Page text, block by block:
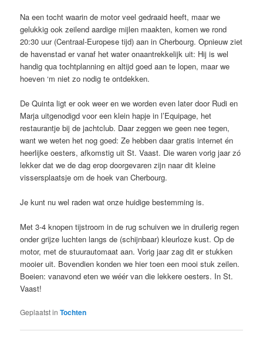
Na een tocht waarin de motor veel gedraaid heeft, maar we
gelukkig ook zeilend aardige mijlen maakten, komen we rond
20:30 uur (Centraal-Europese tijd) aan in Cherbourg. Opnieuw ziet
de havenstad er vanaf het water onaantrekkelijk uit: Hij is wel
handig qua tochtplanning en altijd goed aan te lopen, maar we
hoeven ‘m niet zo nodig te ontdekken.
De Quinta ligt er ook weer en we worden even later door Rudi en
Marja uitgenodigd voor een klein hapje in l’Equipage, het
restaurantje bij de jachtclub. Daar zeggen we geen nee tegen,
want we weten het nog goed: Ze hebben daar gratis internet én
heerlijke oesters, afkomstig uit St. Vaast. Die waren vorig jaar zó
lekker dat we de dag erop doorgevaren zijn naar dit kleine
vissersplaatsje om de hoek van Cherbourg.
Je kunt nu wel raden wat onze huidige bestemming is.
Met 3-4 knopen tijstroom in de rug schuiven we in druilerig regen
onder grijze luchten langs de (schijnbaar) kleurloze kust. Op de
motor, met de stuurautomaat aan. Vorig jaar zag dit er stukken
mooier uit. Bovendien konden we hier toen een mooi stuk zeilen.
Boeien: vanavond eten we wéér van die lekkere oesters. In St.
Vaast!
Geplaatst in Tochten